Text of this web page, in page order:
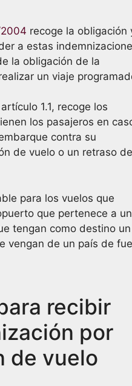
recoge la obligación
a estas
la obligación de la
un viaje
1.1, recoge los
los pasajeros en
contra su
de vuelo o un retraso de
para los vuelos que
que pertenece a un
tengan como destino un
vengan de un país de
recibir
por
de vuelo